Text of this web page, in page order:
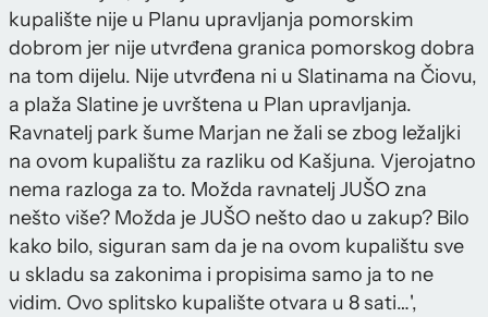
kupalište nije u Planu upravljanja pomorskim
dobrom jer nije utvrđena granica pomorskog dobra
na tom dijelu. Nije utvrđena ni u Slatinama na Čiovu,
a plaža Slatine je uvrštena u Plan upravljanja.
Ravnatelj park šume Marjan ne žali se zbog ležaljki
na ovom kupalištu za razliku od Kašjuna. Vjerojatno
nema razloga za to. Možda ravnatelj JUŠO zna
nešto više? Možda je JUŠO nešto dao u zakup? Bilo
kako bilo, siguran sam da je na ovom kupalištu sve
u skladu sa zakonima i propisima samo ja to ne
vidim. Ovo splitsko kupalište otvara u 8 sati…',